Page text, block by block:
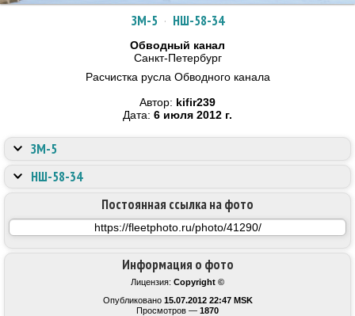
ЗМ-5 · НШ-58-34
Обводный канал
Санкт-Петербург
Расчистка русла Обводного канала
Автор: kifir239
Дата: 6 июля 2012 г.
Информация о фото
Лицензия: Copyright ©
Опубликовано 15.07.2012 22:47 MSK
Просмотров — 1870
Постоянная ссылка на фото
ЗМ-5
НШ-58-34